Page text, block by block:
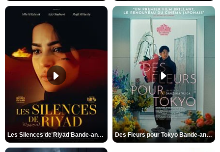
Les Silences de Riyad Bande-annonce VO STFR Des Fleurs pour Tokyo Bande-annonce VO STFR